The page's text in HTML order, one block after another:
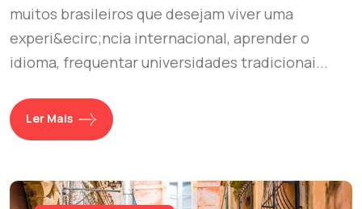
muitos brasileiros que desejam viver uma
experi&ecirc;ncia internacional, aprender o
idioma, frequentar universidades tradicionai...
Ler Mais